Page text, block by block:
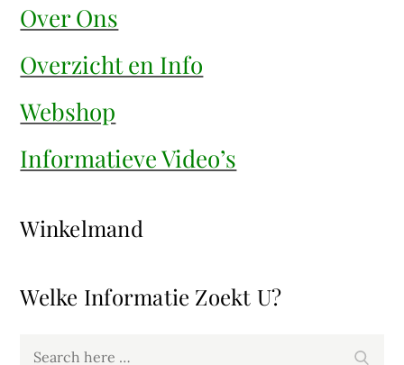
Over Ons
Overzicht en Info
Webshop
Informatieve Video’s
Winkelmand
Welke Informatie Zoekt U?